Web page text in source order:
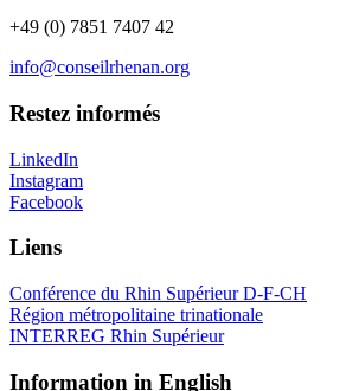
+49 (0) 7851 7407 42
info@conseilrhenan.org
Restez informés
LinkedIn
Instagram
Facebook
Liens
Conférence du Rhin Supérieur D-F-CH
Région métropolitaine trinationale
INTERREG Rhin Supérieur
Information in English